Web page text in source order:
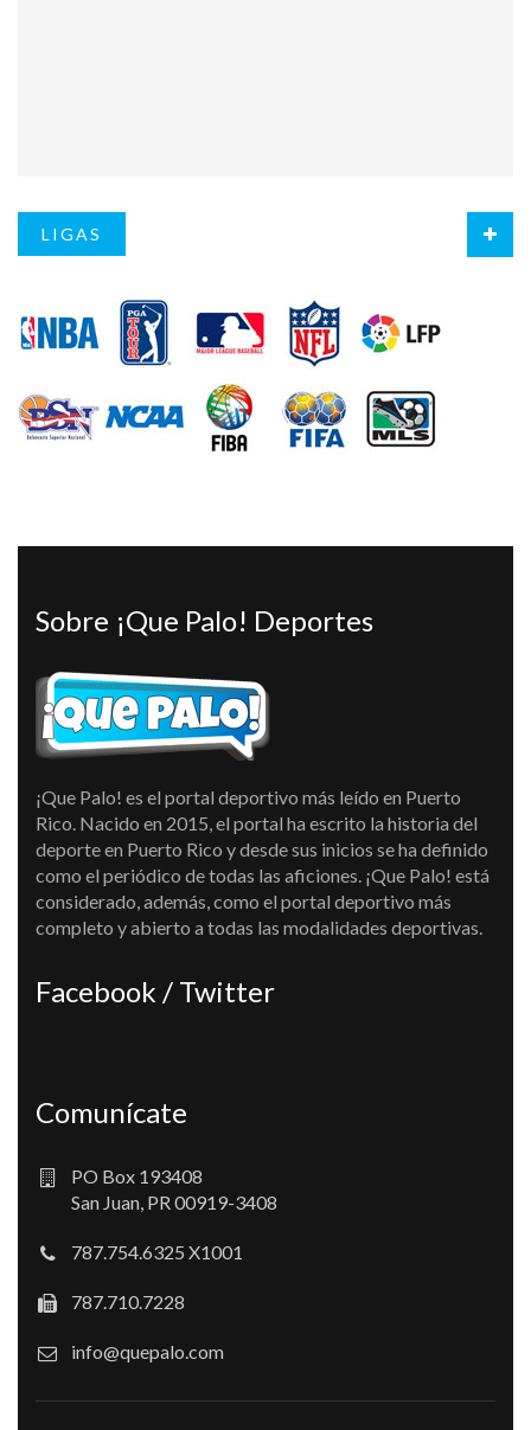
LIGAS
Sobre ¡Que Palo! Deportes
¡Que Palo! es el portal deportivo más leído en Puerto
Rico. Nacido en 2015, el portal ha escrito la historia del
deporte en Puerto Rico y desde sus inicios se ha definido
como el periódico de todas las aficiones. ¡Que Palo! está
considerado, además, como el portal deportivo más
completo y abierto a todas las modalidades deportivas.
Facebook / Twitter
Comunícate
PO Box 193408
San Juan, PR 00919-3408
787.754.6325 X1001
787.710.7228
info@quepalo.com